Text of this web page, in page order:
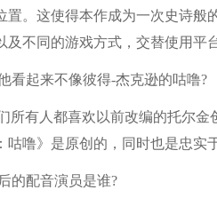
置。这使得本作成为一次史诗
及不同的游戏方式，交替使用平
起来不像彼得-杰克逊的咕噜?
有人都喜欢以前改编的托尔金
咕噜》是原创的，同时也是忠实
配音演员是谁?